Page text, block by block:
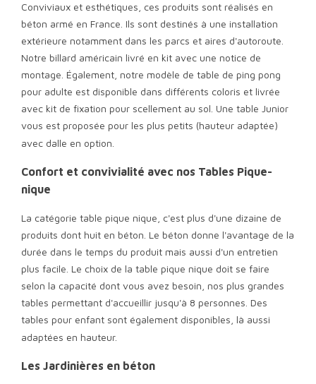
Conviviaux et esthétiques, ces produits sont réalisés en
béton armé en France. Ils sont destinés à une installation
extérieure notamment dans les parcs et aires d'autoroute.
Notre billard américain livré en kit avec une notice de
montage. Également, notre modèle de table de ping pong
pour adulte est disponible dans différents coloris et livrée
avec kit de fixation pour scellement au sol. Une table Junior
vous est proposée pour les plus petits (hauteur adaptée)
avec dalle en option.
Confort et convivialité avec nos Tables Pique-
nique
La catégorie table pique nique , c'est plus d'une dizaine de
produits dont huit en béton. Le béton donne l'avantage de la
durée dans le temps du produit mais aussi d'un entretien
plus facile. Le choix de la table pique nique doit se faire
selon la capacité dont vous avez besoin, nos plus grandes
tables permettant d'accueillir jusqu'à 8 personnes. Des
tables pour enfant sont également disponibles, là aussi
adaptées en hauteur.
Les Jardinières en béton